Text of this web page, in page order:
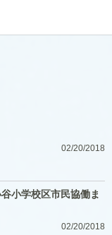
02/20/2018
小学校区市民協働ま
02/20/2018